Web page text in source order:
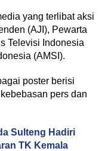
yang terlibat aksi
(AJI), Pewarta
Televisi Indonesia
(AMSI).
poster berisi
pers dan
Sulteng Hadiri
TK Kemala